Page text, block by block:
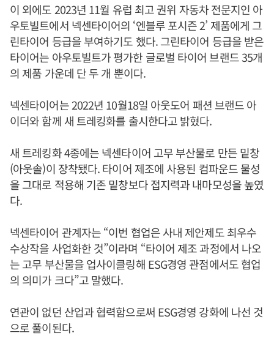
이 외에도 2023년 11월 유럽 최고 권위 자동차 전문지인 아
우토빌트에서 넥센타이어의 ‘엔블루 포시즌 2’ 제품에게 그
린타이어 등급을 부여하기도 했다. 그린타이어 등급을 받은
타이어는 아우토빌트가 평가한 글로벌 타이어 브랜드 35개
의 제품 가운데 단 두 개 뿐이다.
넥센타이어는 2022년 10월18일 아웃도어 패션 브랜드 아
이더와 함께 새 트레킹화를 출시한다고 밝혔다.
새 트레킹화 4종에는 넥센타이어 고무 부산물로 만든 밑창
(아웃솔)이 장착됐다. 타이어 제조에 사용된 컴파운드 물성
을 그대로 적용해 기존 밑창보다 접지력과 내마모성을 높였
다.
넥센타이어 관계자는 “이번 협업은 사내 제안제도 최우수
수상작을 사업화한 것”이라며 “타이어 제조 과정에서 나오
는 고무 부산물을 업사이클링해 ESG경영 관점에서도 협업
의 의미가 크다”고 말했다.
연관이 없던 산업과 협력함으로써 ESG경영 강화에 나선 것
으로 풀이된다.